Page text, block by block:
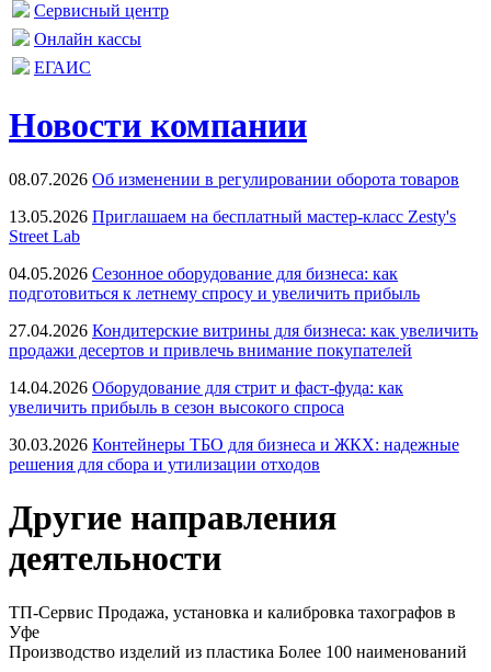
Сервисный центр
Онлайн кассы
ЕГАИС
Новости компании
08.07.2026 Об изменении в регулировании оборота товаров
13.05.2026 Приглашаем на бесплатный мастер-класс Zesty's
Street Lab
04.05.2026 Сезонное оборудование для бизнеса: как
подготовиться к летнему спросу и увеличить прибыль
27.04.2026 Кондитерские витрины для бизнеса: как увеличить
продажи десертов и привлечь внимание покупателей
14.04.2026 Оборудование для стрит и фаст-фуда: как
увеличить прибыль в сезон высокого спроса
30.03.2026 Контейнеры ТБО для бизнеса и ЖКХ: надежные
решения для сбора и утилизации отходов
Другие направления
деятельности
ТП-Сервис Продажа, установка и калибровка тахографов в
Уфе
Производство изделий из пластика Более 100 наименований